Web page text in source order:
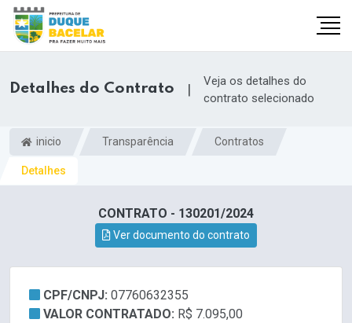
Detalhes do Contrato |
Veja os detalhes do
contrato selecionado
inicio Transparência Contratos
Detalhes
CONTRATO - 130201/2024
Ver documento do contrato
CPF/CNPJ: 07760632355
VALOR CONTRATADO: R$ 7.095,00